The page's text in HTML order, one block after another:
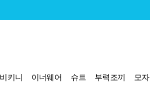
비키니 이너웨어 슈트 부력조끼 모자